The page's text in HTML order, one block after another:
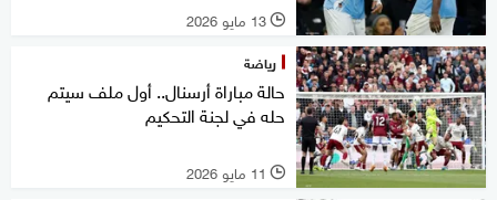
l 13 مايو 2026
رياضة
حالة مباراة أرسنال.. أول ملف سيتم
حله في لجنة التحكيم
l 11 مايو 2026